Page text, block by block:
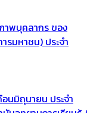
พบุคลากร ของ
รมหาชน) ประจำ
นมิถุนายน ประจำ